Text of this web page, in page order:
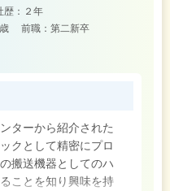
歴：２年
前職：第二新卒
ターから紹介された
クとして精密にプロ
搬送機器としてのハ
ことを知り興味を持